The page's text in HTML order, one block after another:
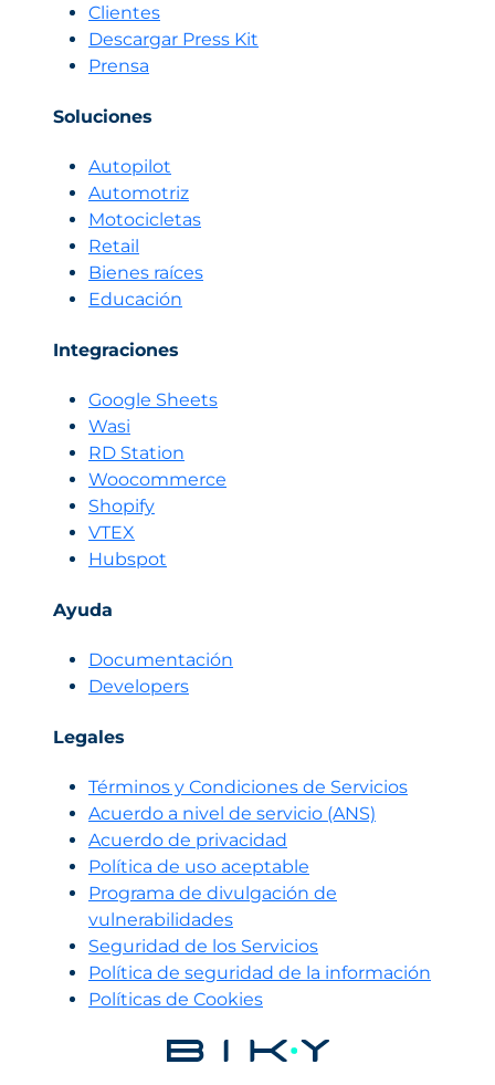
Clientes
Descargar Press Kit
Prensa
Soluciones
Autopilot
Automotriz
Motocicletas
Retail
Bienes raíces
Educación
Integraciones
Google Sheets
Wasi
RD Station
Woocommerce
Shopify
VTEX
Hubspot
Ayuda
Documentación
Developers
Legales
Términos y Condiciones de Servicios
Acuerdo a nivel de servicio (ANS)
Acuerdo de privacidad
Política de uso aceptable
Programa de divulgación de
vulnerabilidades
Seguridad de los Servicios
Política de seguridad de la información
Políticas de Cookies